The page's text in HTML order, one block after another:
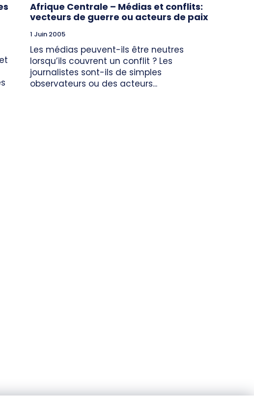
Afrique Centrale – Médias et conflits:
vecteurs de guerre ou acteurs de paix
1 Juin 2005
Les médias peuvent-ils être neutres
lorsqu’ils couvrent un conflit ? Les
journalistes sont-ils de simples
observateurs ou des acteurs...